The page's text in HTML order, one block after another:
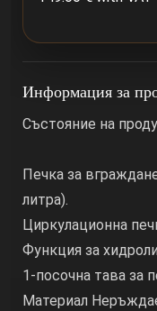
Информация за
Състояние на
Печка за
литра).
Циркулационна
Функция за
1-посочна тава за
Материал